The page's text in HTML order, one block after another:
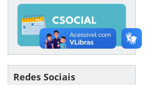
Redes Sociais